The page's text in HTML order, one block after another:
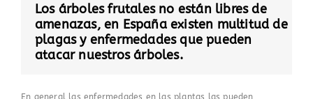
Los árboles frutales no están libres de
amenazas, en España existen multitud de
plagas y enfermedades que pueden
atacar nuestros árboles.